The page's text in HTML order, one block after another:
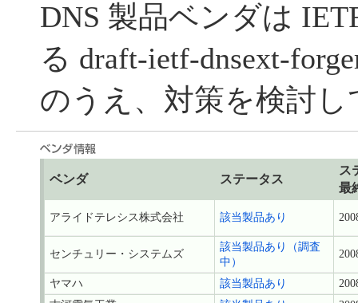
DNS 製品ベンダは
る draft-ietf-dnsext-
のうえ、対策を検討
ベンダ ステータス
ス
最
アライドテレシス株式会社 該当製品あり
センチュリー・システムズ
該当製品あり（調査
中）
ヤマハ 該当製品あり